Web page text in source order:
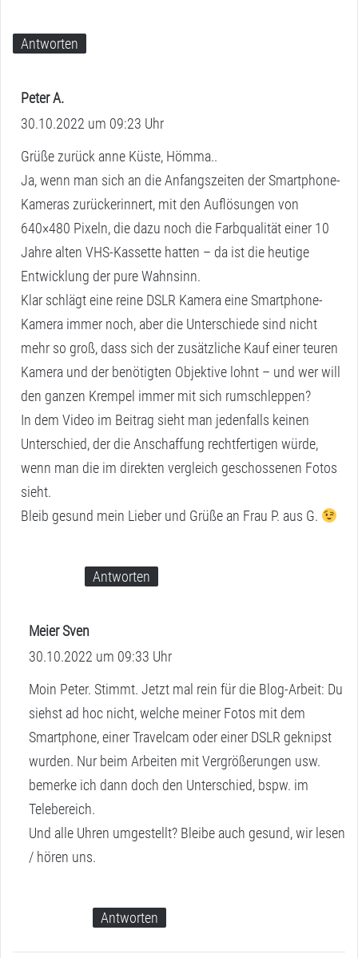
Antworten
Peter A.
a
g
t
:
30.10.2022 um 09:23 Uhr
Grüße zurück anne Küste, Hömma..
Ja, wenn man sich an die Anfangszeiten der Smartphone-
Kameras zurückerinnert, mit den Auflösungen von
640×480 Pixeln, die dazu noch die Farbqualität einer 10
Jahre alten VHS-Kassette hatten – da ist die heutige
Entwicklung der pure Wahnsinn.
Klar schlägt eine reine DSLR Kamera eine Smartphone-
Kamera immer noch, aber die Unterschiede sind nicht
mehr so groß, dass sich der zusätzliche Kauf einer teuren
Kamera und der benötigten Objektive lohnt – und wer will
den ganzen Krempel immer mit sich rumschleppen?
In dem Video im Beitrag sieht man jedenfalls keinen
Unterschied, der die Anschaffung rechtfertigen würde,
wenn man die im direkten vergleich geschossenen Fotos
sieht.
Bleib gesund mein Lieber und Grüße an Frau P. aus G.
Antworten
Meier Sven
a
g
t
:
30.10.2022 um 09:33 Uhr
Moin Peter. Stimmt. Jetzt mal rein für die Blog-Arbeit: Du
siehst ad hoc nicht, welche meiner Fotos mit dem
Smartphone, einer Travelcam oder einer DSLR geknipst
wurden. Nur beim Arbeiten mit Vergrößerungen usw.
bemerke ich dann doch den Unterschied, bspw. im
Telebereich.
Und alle Uhren umgestellt? Bleibe auch gesund, wir lesen
/ hören uns.
Antworten